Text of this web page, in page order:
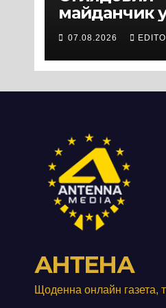
майданчик
Панському
Черкас
07.08.2026
АНТЕНА
Щоденна онлайн газета,